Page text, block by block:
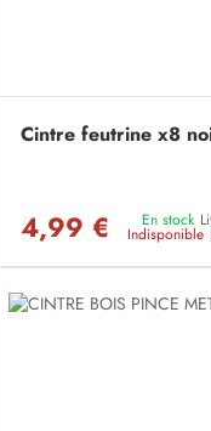
Cintre feutrine x8
4,99 € En stock
Indisponible